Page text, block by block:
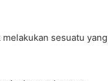
sesuatu yang